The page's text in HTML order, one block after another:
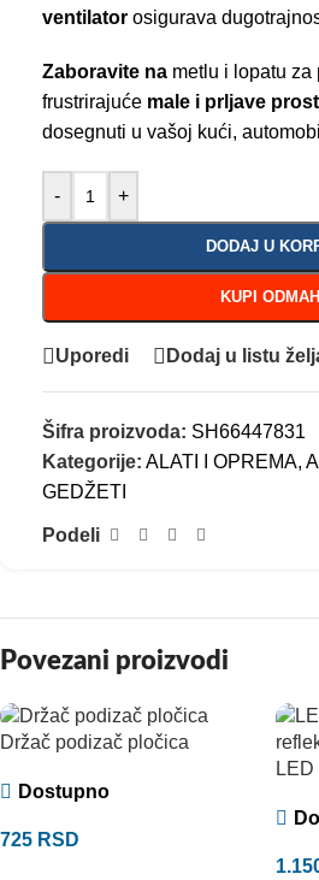
ventilator osigurava
Zaboravite na metlu i lopatu za
frustrirajuće male i prljave
dosegnuti u vašoj kući,
- +
DODAJ U
KUPI ODMAH
Uporedi Dodaj u listu
Šifra proizvoda: SH66447831
Kategorije: ALATI I OPREMA,
GEDŽETI
Podeli
Povezani proizvodi
Držač podizač pločica
Dostupno
725 RSD